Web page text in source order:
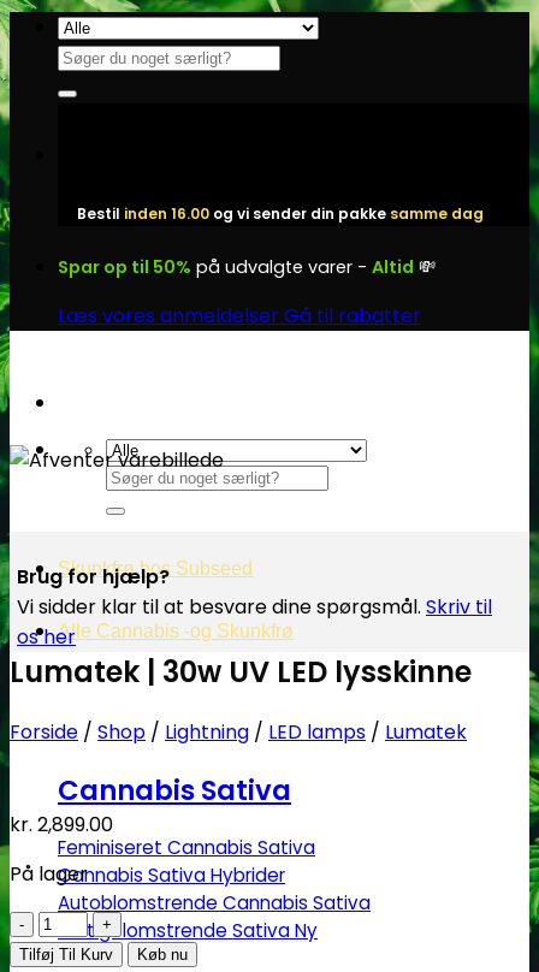
Fortsæt
indhold
Søg
efter:
Bestil inden 16.00 og vi sender din pakke samme dag
Spar op til 50% på udvalgte varer - Altid 💸
Læs vores anmeldelserGå til rabatter
Søg
efter:
Skunkfrø hos Subseed
Alle Cannabis -og Skunkfrø
Cannabis Sativa
Feminiseret Cannabis Sativa
Cannabis Sativa Hybrider
Autoblomstrende Cannabis Sativa
Hurtigblomstrende Sativa
Brug for hjælp?
Vi sidder klar til at besvare dine spørgsmål. Skriv til
os her
Lumatek | 30w UV LED lysskinne
Forside / Shop / Lightning / LED lamps / Lumatek
kr. 2,899.00
På lager
Lumatek
|
Tilføj Til Kurv Køb nu